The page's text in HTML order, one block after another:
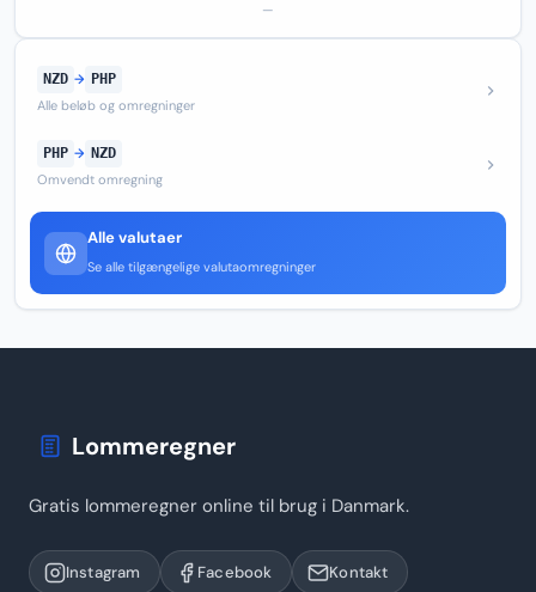
—
NZD → PHP
Alle beløb og omregninger
PHP → NZD
Omvendt omregning
Alle valutaer
Se alle tilgængelige valutaomregninger
Lommeregner
Gratis lommeregner online til brug i Danmark.
Instagram Facebook Kontakt